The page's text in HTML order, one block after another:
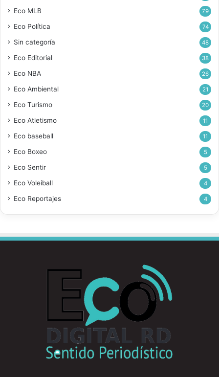
Eco MLB 79
Eco Política 74
Sin categoría 48
Eco Editorial 38
Eco NBA 26
Eco Ambiental 21
Eco Turismo 20
Eco Atletismo 11
Eco baseball 11
Eco Boxeo 5
Eco Sentir 5
Eco Voleiball 4
Eco Reportajes 4